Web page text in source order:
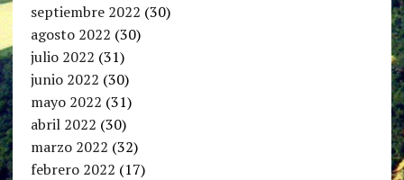
septiembre 2022 (30)
agosto 2022 (30)
julio 2022 (31)
junio 2022 (30)
mayo 2022 (31)
abril 2022 (30)
marzo 2022 (32)
febrero 2022 (17)